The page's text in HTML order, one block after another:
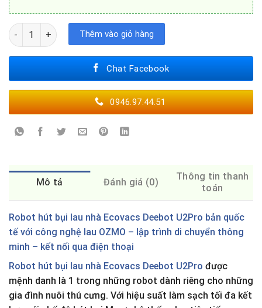
Robot hút bụi lau nhà Ecovacs Deebot U2Pro số lượng
Thêm vào giỏ hàng
Chat Facebook
0946.97.44.51
Mô tả Đánh giá (0)
Thông tin thanh
toán
Robot hút bụi lau nhà Ecovacs Deebot U2Pro bản quốc
tế với công nghệ lau OZMO – lập trình di chuyển thông
minh – kết nối qua điện thoại
Robot hút bụi lau nhà Ecovacs Deebot U2Pro được
mệnh danh là 1 trong những robot dành riêng cho những
gia đình nuôi thú cưng. Với hiệu suất làm sạch tối đa kết